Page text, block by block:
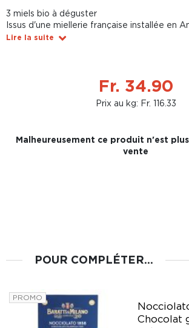
3 miels bio à déguster
Issus d'une miellerie française installée en
Lire la suite
Fr. 34.90
Prix au kg: Fr. 116.33
Malheureusement ce produit n'est
vente
POUR COMPLÉTER...
PROMO
Chocolat